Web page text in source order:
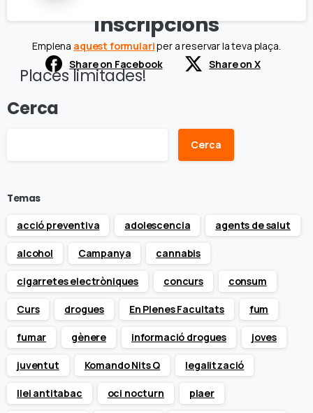
Psicologia, Campus Mundet, de la Universitat de Barcelona
Inscripcions
Emplena aquest formulariper a reservar la teva plaça.
Places limitades!
Share on Facebook Share on X
Cerca
Cerca
Temas
acció preventiva
adolescencia agents de salut
alcohol Campanya cannabis
cigarretes electròniques concurs consum
Curs drogues En Plenes Facultats fum
fumar gènere informació drogues joves
juventut Komando Nits Q legalització
llei antitabac oci nocturn plaer